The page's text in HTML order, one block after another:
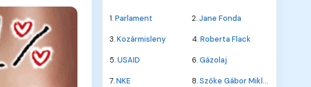
1.Parlament 2.Jane Fonda
3.Kozármisleny 4.Roberta Flack
5.USAID 6.Gázolaj
7.NKE 8.Szőke Gábor Miklós